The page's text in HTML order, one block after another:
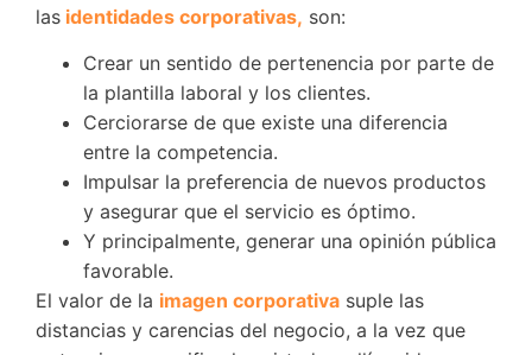
las identidades corporativas, son:
Crear un sentido de pertenencia por parte de
la plantilla laboral y los clientes.
Cerciorarse de que existe una diferencia
entre la competencia.
Impulsar la preferencia de nuevos productos
y asegurar que el servicio es óptimo.
Y principalmente, generar una opinión pública
favorable.
El valor de la imagen corporativa suple las
distancias y carencias del negocio, a la vez que